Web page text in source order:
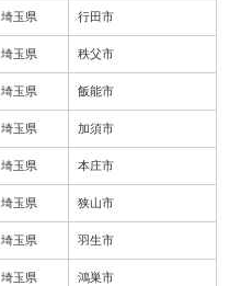
埼玉県 行田市
埼玉県 秩父市
埼玉県 飯能市
埼玉県 加須市
埼玉県 本庄市
埼玉県 狭山市
埼玉県 羽生市
埼玉県 鴻巣市